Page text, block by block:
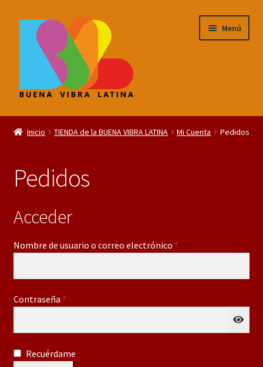
Saltar
navegación
contenido
Menú
¡BVL Noticias!
menú
Inicio TIENDA de la BUENA VIBRA LATINA Mi Cuenta Pedidos
Pedidos
Acceder
Nombre de usuario o correo electrónico *Obligatorio
Contraseña *Obligatorio
Recuérdame